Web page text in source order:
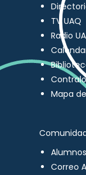
TV UAQ
Radio
Mapa
Alumnos
Correo